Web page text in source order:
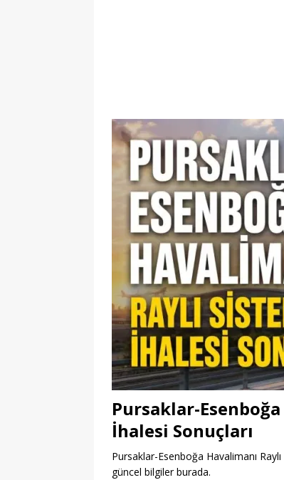
Pursaklar-
İhalesi Sonuçları
Pursaklar-Esenboğa Havalimanı
güncel bilgiler burada.